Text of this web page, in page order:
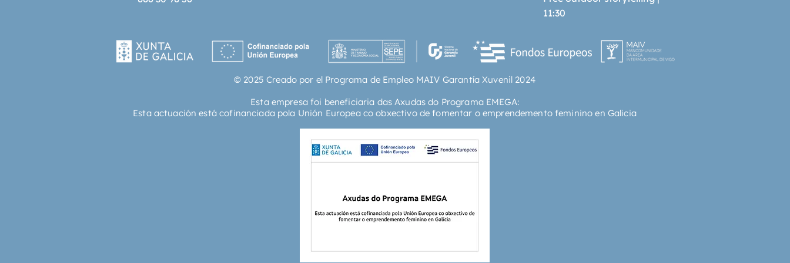
11:30
© 2025 Creado por el Programa de Empleo MAIV Garantía Xuvenil 2024
Esta empresa foi beneficiaria das Axudas do Programa EMEGA:
Esta actuación está cofinanciada pola Unión Europea co obxectivo de fomentar o emprendemento feminino en Galicia